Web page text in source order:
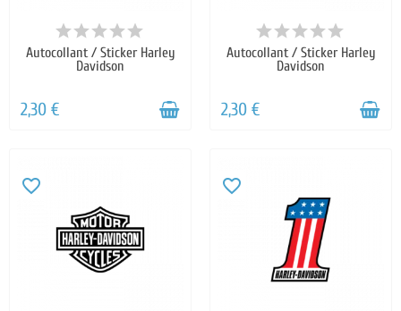
Autocollant / Sticker Harley
Davidson
2,30 €
Autocollant / Sticker Harley
Davidson
2,30 €
favorite_border favorite_border